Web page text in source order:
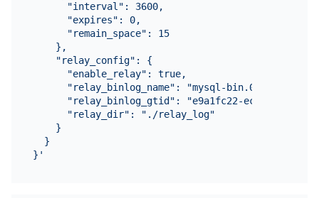
      "interval": 3600,
      "expires": 0,
      "remain_space": 15
    },
    "relay_config": {
      "enable_relay": true,
      "relay_binlog_name": "mysql-bin.000002",
"relay_binlog_gtid": "e9a1fc22-ec08-11e9-
      "relay_dir": "./relay_log"
    }
  }
}'